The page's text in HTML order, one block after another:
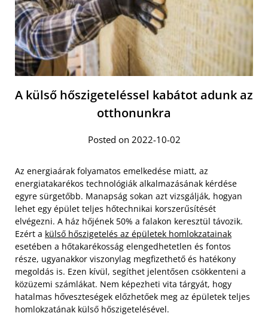
A külső hőszigeteléssel kabátot adunk az
otthonunkra
Posted on 2022-10-02
Az energiaárak folyamatos emelkedése miatt, az
energiatakarékos technológiák alkalmazásának kérdése
egyre sürgetőbb. Manapság sokan azt vizsgálják, hogyan
lehet egy épület teljes hőtechnikai korszerűsítését
elvégezni. A ház hőjének 50% a falakon keresztül távozik.
Ezért a külső hőszigetelés az épületek homlokzatainak
esetében a hőtakarékosság elengedhetetlen és fontos
része, ugyanakkor viszonylag megfizethető és hatékony
megoldás is. Ezen kívül, segíthet jelentősen csökkenteni a
közüzemi számlákat. Nem képezheti vita tárgyát, hogy
hatalmas hőveszteségek előzhetőek meg az épületek teljes
homlokzatának külső hőszigetelésével.